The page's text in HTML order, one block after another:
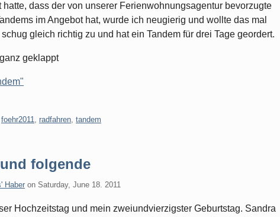
hatte, dass der von unserer Ferienwohnungsagentur bevorzugte
im Angebot hat, wurde ich neugierig und wollte das mal
gleich richtig zu und hat ein Tandem für drei Tage geordert.
geklappt
foehr2011, radfahren, tandem
folgende
Haber on Saturday, June 18. 2011
Hochzeitstag und mein zweiundvierzigster Geburtstag. Sandra